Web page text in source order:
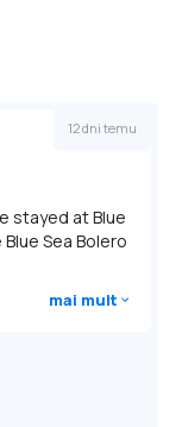
cazați gratuit la
((nu este
12 dni temu
stayed at Blue
Sea Bolero
mai mult